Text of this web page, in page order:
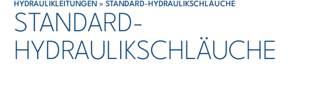
HYDRAULIKLEITUNGEN » STANDARD-HYDRAULIKSCHLÄUCHE
STANDARD-
HYDRAULIKSCHLÄUCHE